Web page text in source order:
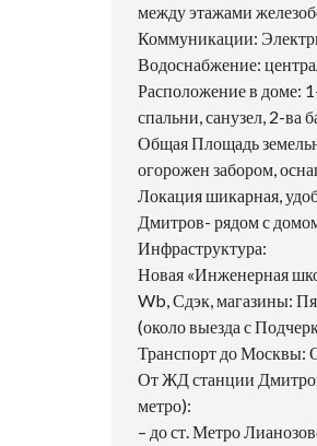
между этажами
Коммуникации:
Водоснабжение:
Расположение в доме:
спальни, санузел, 2-ва
Общая Площадь
огорожен забором,
Локация шикарная,
Дмитров- рядом с
Инфраструктура:
Новая «Инженерная
Wb, Сдэк, магазины:
(около выезда с
Транспорт до Москвы:
От ЖД станции Дмитров
метро):
– до ст. Метро